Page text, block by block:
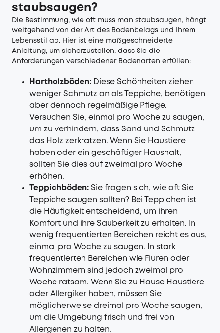
staubsaugen?
Die Bestimmung, wie oft muss man staubsaugen, hängt
weitgehend von der Art des Bodenbelags und Ihrem
Lebensstil ab. Hier ist eine maßgeschneiderte
Anleitung, um sicherzustellen, dass Sie die
Anforderungen verschiedener Bodenarten erfüllen:
Hartholzböden: Diese Schönheiten ziehen
weniger Schmutz an als Teppiche, benötigen
aber dennoch regelmäßige Pflege.
Versuchen Sie, einmal pro Woche zu saugen,
um zu verhindern, dass Sand und Schmutz
das Holz zerkratzen. Wenn Sie Haustiere
haben oder ein geschäftiger Haushalt,
sollten Sie dies auf zweimal pro Woche
erhöhen.
Teppichböden: Sie fragen sich, wie oft Sie
Teppiche saugen sollten? Bei Teppichen ist
die Häufigkeit entscheidend, um ihren
Komfort und ihre Sauberkeit zu erhalten. In
wenig frequentierten Bereichen reicht es aus,
einmal pro Woche zu saugen. In stark
frequentierten Bereichen wie Fluren oder
Wohnzimmern sind jedoch zweimal pro
Woche ratsam. Wenn Sie zu Hause Haustiere
oder Allergiker haben, müssen Sie
möglicherweise dreimal pro Woche saugen,
um die Umgebung frisch und frei von
Allergenen zu halten.